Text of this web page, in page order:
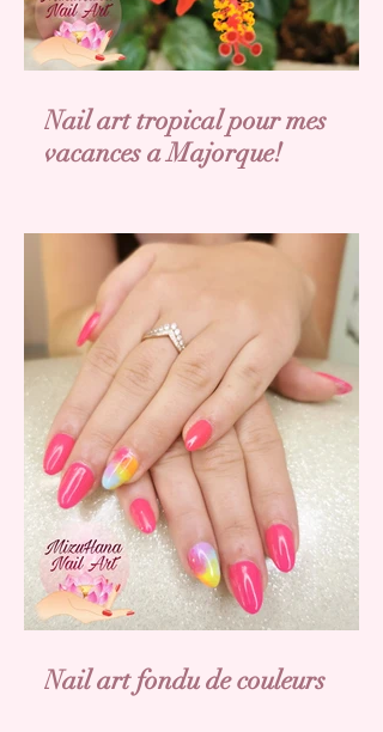
Nail art tropical pour mes
vacances a Majorque!
Nail art fondu de couleurs